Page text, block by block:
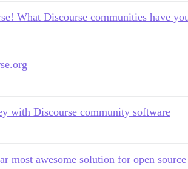
What Discourse communities have
with Discourse community software
most awesome solution for open